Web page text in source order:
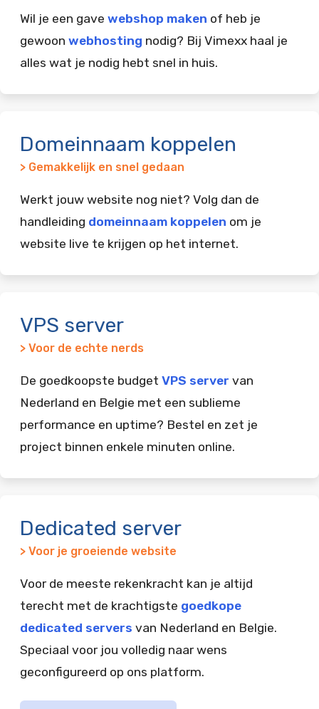
Wil je een gave webshop maken of heb je
gewoon webhosting nodig? Bij Vimexx haal je
alles wat je nodig hebt snel in huis.
Domeinnaam koppelen
> Gemakkelijk en snel gedaan
Werkt jouw website nog niet? Volg dan de
handleiding domeinnaam koppelen om je
website live te krijgen op het internet.
VPS server
> Voor de echte nerds
De goedkoopste budget VPS server van
Nederland en Belgie met een sublieme
performance en uptime? Bestel en zet je
project binnen enkele minuten online.
Dedicated server
> Voor je groeiende website
Voor de meeste rekenkracht kan je altijd
terecht met de krachtigste goedkope
dedicated servers van Nederland en Belgie.
Speciaal voor jou volledig naar wens
geconfigureerd op ons platform.